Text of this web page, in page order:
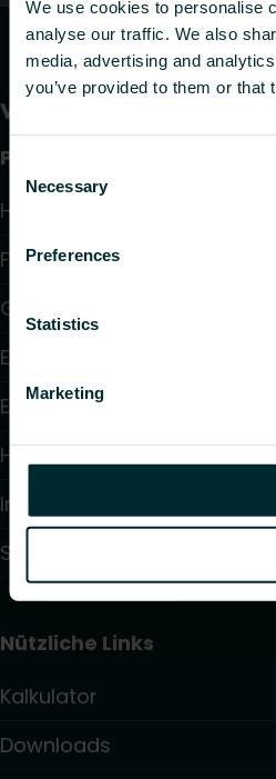
We use cookies to personalise
analyse our traffic. We also
media, advertising and
you’ve provided to them or
Consent
Selection
Necessary
Preferences
Statistics
Marketing
Produkte
Heizkörper
Flächenheizung und -kühlung
Gebläsekonvektoren
Elektroheizung
Elektronische Regelungen
Hydraulische Regelungen
Installationssystem
Schornstein- &
Nützliche Links
Kalkulator
Downloads